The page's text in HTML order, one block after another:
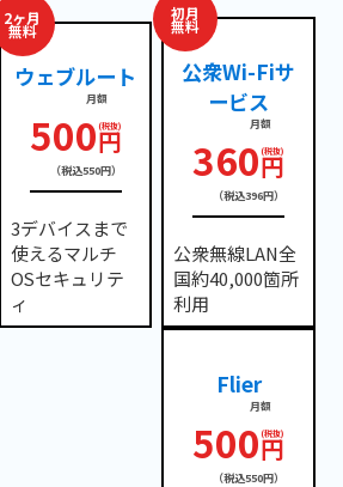
2ヶ月
無料
ウェブルート
月額
500円
（税込550円）
3デバイスまで
使えるマルチ
OSセキュリテ
ィ
初月
無料
公衆Wi-Fiサ
ービス
月額
360円
（税込396円）
公衆無線LAN全
国約40,000箇所
利用
Flier
月額
500円
（税込550円）